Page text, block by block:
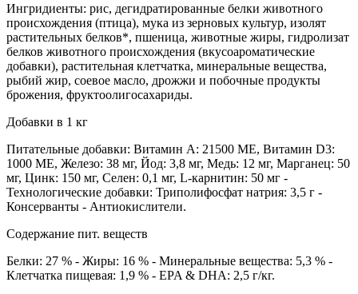
Ингридиенты: рис, дегидратированные белки животного
происхождения (птица), мука из зерновых культур, изолят
растительных белков*, пшеница, животные жиры, гидролизат
белков животного происхождения (вкусоароматические
добавки), растительная клетчатка, минеральные вещества,
рыбий жир, соевое масло, дрожжи и побочные продукты
брожения, фруктоолигосахариды.
Добавки в 1 кг
Питательные добавки: Витамин A: 21500 ME, Витамин D3:
1000 ME, Железо: 38 мг, Йод: 3,8 мг, Медь: 12 мг, Марганец: 50
мг, Цинк: 150 мг, Ceлeн: 0,1 мг, L-карнитин: 50 мг -
Технологические добавки: Триполифосфат натрия: 3,5 г -
Консерванты - Антиокислители.
Содержание пит. веществ
Белки: 27 % - Жиры: 16 % - Минеральные вещества: 5,3 % -
Клетчатка пищевая: 1,9 % - EPA & DHA: 2,5 г/кг.